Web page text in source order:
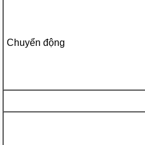
Chuyển động